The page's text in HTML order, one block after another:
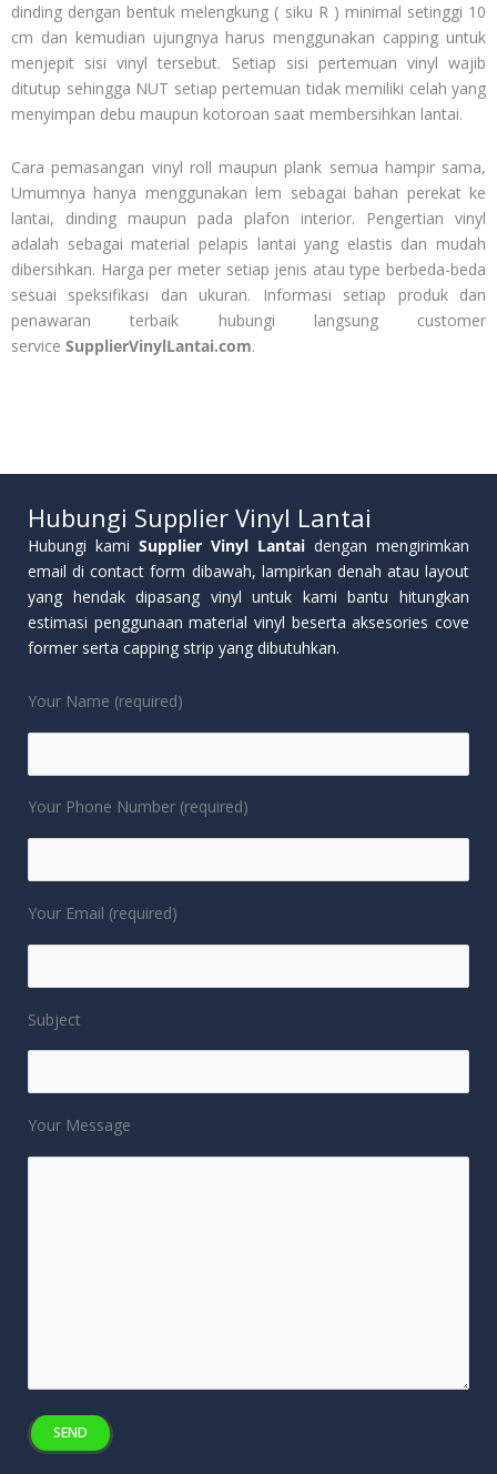
dinding dengan bentuk melengkung ( siku R ) minimal setinggi 10
cm dan kemudian ujungnya harus menggunakan capping untuk
menjepit sisi vinyl tersebut. Setiap sisi pertemuan vinyl wajib
ditutup sehingga NUT setiap pertemuan tidak memiliki celah yang
menyimpan debu maupun kotoroan saat membersihkan lantai.
Cara pemasangan vinyl roll maupun plank semua hampir sama,
Umumnya hanya menggunakan lem sebagai bahan perekat ke
lantai, dinding maupun pada plafon interior. Pengertian vinyl
adalah sebagai material pelapis lantai yang elastis dan mudah
dibersihkan. Harga per meter setiap jenis atau type berbeda-beda
sesuai speksifikasi dan ukuran. Informasi setiap produk dan
penawaran terbaik hubungi langsung customer
service SupplierVinylLantai.com.
Hubungi Supplier Vinyl Lantai
Hubungi kami Supplier Vinyl Lantai dengan mengirimkan
email di contact form dibawah, lampirkan denah atau layout
yang hendak dipasang vinyl untuk kami bantu hitungkan
estimasi penggunaan material vinyl beserta aksesories cove
former serta capping strip yang dibutuhkan.
Your Name (required)
Your Phone Number (required)
Your Email (required)
Subject
Your Message